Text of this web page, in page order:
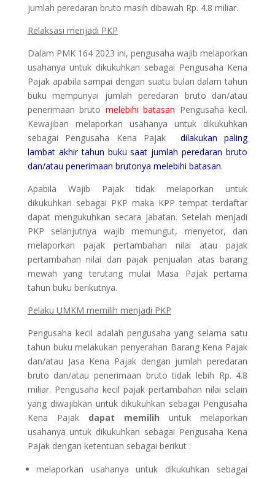
jumlah peredaran bruto masih dibawah Rp. 4.8 miliar.
Relaksasi menjadi PKP
Dalam PMK 164 2023 ini, pengusaha wajib melaporkan
usahanya untuk dikukuhkan sebagai Pengusaha Kena
Pajak apabila sampai dengan suatu bulan dalam tahun
buku mempunyai jumlah peredaran bruto dan/atau
penerimaan bruto melebihi batasan Pengusaha kecil.
Kewajiban melaporkan usahanya untuk dikukuhkan
sebagai Pengusaha Kena Pajak
dilakukan paling
lambat akhir tahun buku saat jumlah peredaran bruto
dan/atau penerimaan brutonya melebihi batasan.
Apabila Wajib Pajak tidak melaporkan untuk
dikukuhkan sebagai PKP maka KPP tempat terdaftar
dapat mengukuhkan secara jabatan. Setelah menjadi
PKP selanjutnya wajib memungut, menyetor, dan
melaporkan pajak pertambahan nilai atau pajak
pertambahan nilai dan pajak penjualan atas barang
mewah yang terutang mulai Masa Pajak pertama
tahun buku berikutnya.
Pelaku UMKM memilih menjadi PKP
Pengusaha kecil adalah pengusaha yang selama satu
tahun buku melakukan penyerahan Barang Kena Pajak
dan/atau Jasa Kena Pajak dengan jumlah peredaran
bruto dan/atau penerimaan bruto tidak lebih Rp. 4.8
miliar. Pengusaha kecil pajak pertambahan nilai selain
yang diwajibkan untuk dikukuhkan sebagai Pengusaha
Kena Pajakdapat memilih untuk melaporkan
usahanya untuk dikukuhkan sebagai Pengusaha Kena
Pajak dengan ketentuan sebagai berikut :
melaporkan usahanya untuk dikukuhkan sebagai